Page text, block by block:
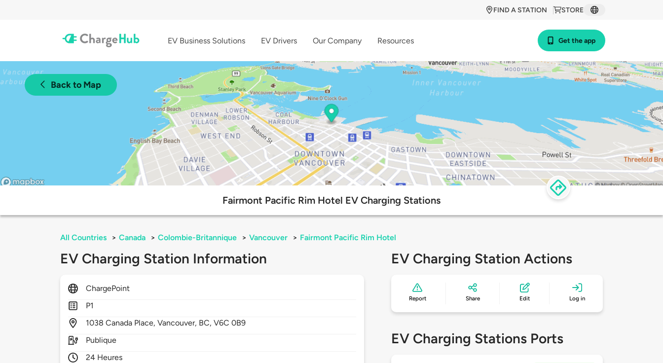
STORE
FIND A STATION
EV Business Solutions EV Drivers Our Company Resources Get the app
Back to Map
Fairmont Pacific Rim Hotel EV Charging Stations
All Countries > Canada > Colombie-Britannique > Vancouver > Fairmont Pacific Rim Hotel
EV Charging Station Information
ChargePoint
P1
1038Canada Place,Vancouver, BC,V6C 0B9
Publique
24 Heures
EV Charging Station Actions
Report Share Edit Log in
EV Charging Stations Ports